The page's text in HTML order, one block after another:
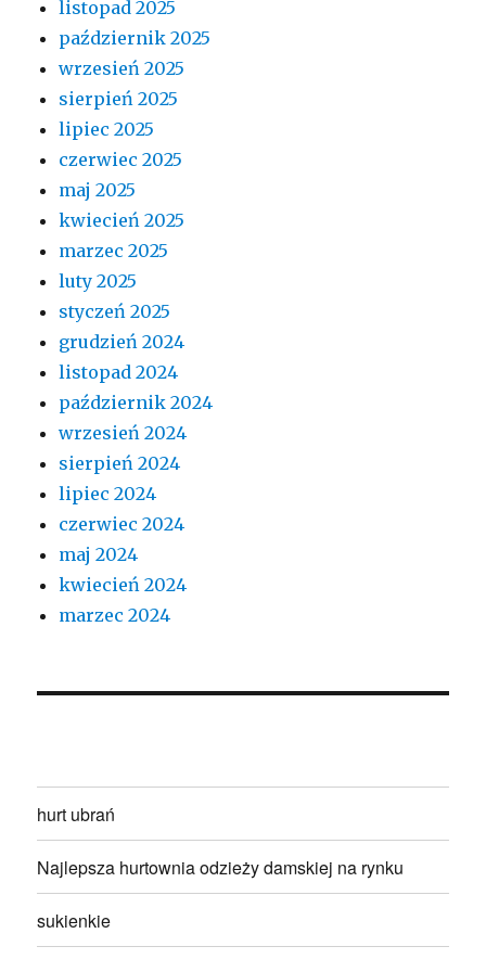
listopad 2025
październik 2025
wrzesień 2025
sierpień 2025
lipiec 2025
czerwiec 2025
maj 2025
kwiecień 2025
marzec 2025
luty 2025
styczeń 2025
grudzień 2024
listopad 2024
październik 2024
wrzesień 2024
sierpień 2024
lipiec 2024
czerwiec 2024
maj 2024
kwiecień 2024
marzec 2024
hurt ubrań
Najlepsza hurtownia odzieży damskiej na rynku
sukienkie